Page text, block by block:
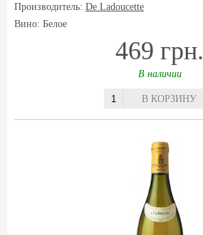
Производитель: De Ladoucette
Вино: Белое
469 грн.
В наличии
В КОРЗИНУ